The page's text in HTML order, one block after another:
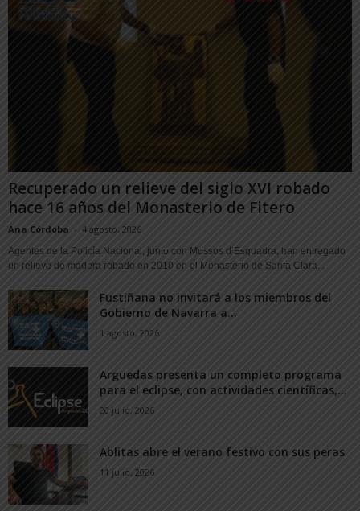
Recuperado un relieve del siglo XVI robado
hace 16 años del Monasterio de Fitero
Ana Córdoba - 4 agosto, 2026
Agentes de la Policía Nacional, junto con Mossos d’Esquadra, han entregado
un relieve de madera robado en 2010 en el Monasterio de Santa Clara...
Fustiñana no invitará a los miembros del
Gobierno de Navarra a...
1 agosto, 2026
Arguedas presenta un completo programa
para el eclipse, con actividades científicas,...
20 julio, 2026
Ablitas abre el verano festivo con sus peras
11 julio, 2026